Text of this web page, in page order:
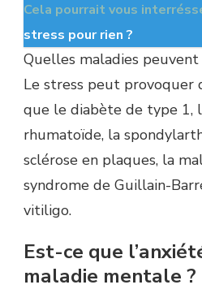
Cela pourrait vous
stress pour rien ?
Quelles maladies peuvent
Le stress peut provoquer
que le diabète de type 1,
rhumatoïde, la
sclérose en plaques, la
syndrome de Guillain-
vitiligo.
Est-ce que
maladie mentale ?